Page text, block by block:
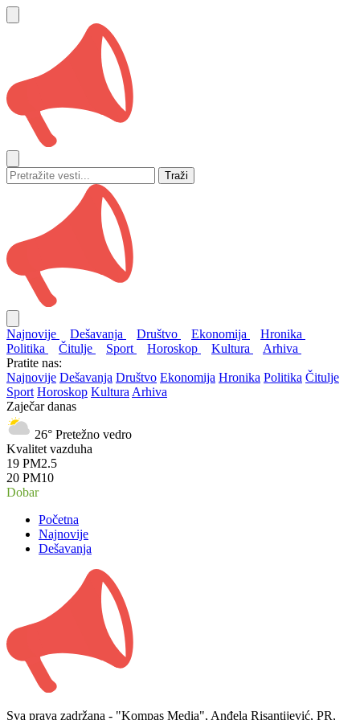
Traži
Najnovije Dešavanja Društvo Ekonomija
Hronika
Politika
Čitulje Sport Horoskop Kultura
Arhiva
Pratite nas:
Najnovije Dešavanja Društvo Ekonomija Hronika Politika Čitulje
Sport Horoskop Kultura Arhiva
Zaječar danas
26° Pretežno vedro
Kvalitet vazduha
19 PM2.5
20 PM10
Dobar
Početna
Najnovije
Dešavanja
Sva prava zadržana - "Kompas Media", Anđela Risantijević, PR,